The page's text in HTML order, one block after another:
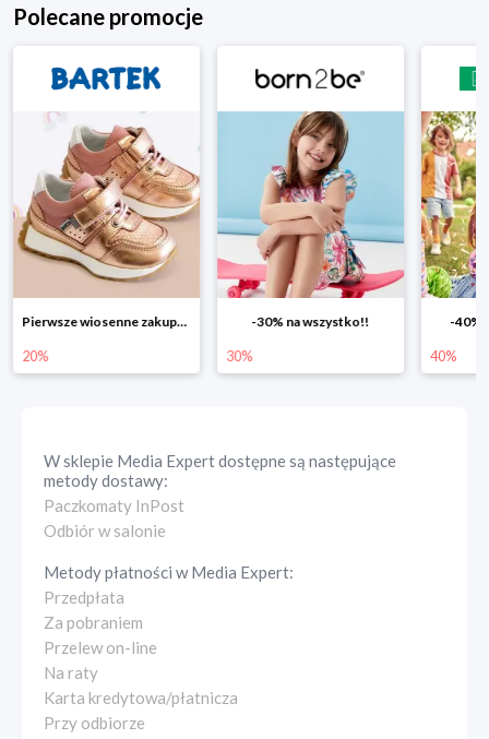
Polecane promocje
-30% na wszystko!!
30%
-40% na drugą sztukę
40% 25%
W sklepie Media Expertdostępne są następujące
metody dostawy:
Paczkomaty InPost
Odbiór w salonie
Metody płatności wMedia Expert:
Przedpłata
Za pobraniem
Przelew on-line
Na raty
Karta kredytowa/płatnicza
Przy odbiorze